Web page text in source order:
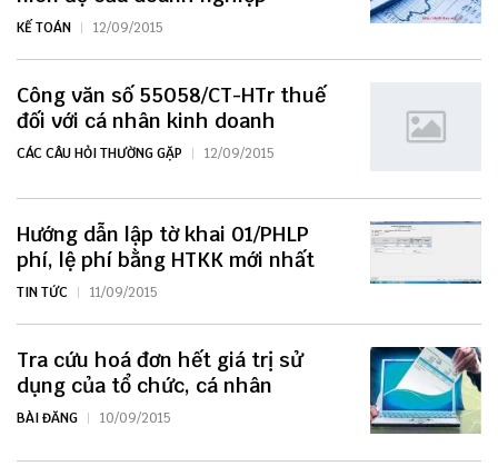
KẾ TOÁN 12/09/2015
Công văn số 55058/CT-HTr thuế
đối với cá nhân kinh doanh
CÁC CÂU HỎI THƯỜNG GẶP 12/09/2015
Hướng dẫn lập tờ khai 01/PHLP
phí, lệ phí bằng HTKK mới nhất
TIN TỨC 11/09/2015
Tra cứu hoá đơn hết giá trị sử
dụng của tổ chức, cá nhân
BÀI ĐĂNG 10/09/2015